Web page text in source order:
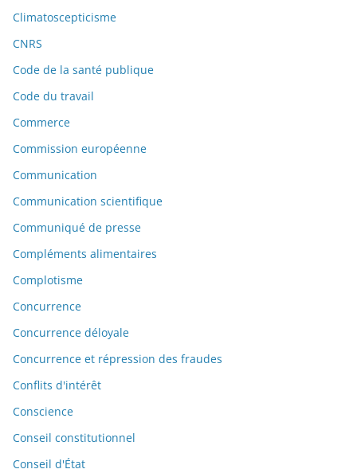
Climatoscepticisme
CNRS
Code de la santé publique
Code du travail
Commerce
Commission européenne
Communication
Communication scientifique
Communiqué de presse
Compléments alimentaires
Complotisme
Concurrence
Concurrence déloyale
Concurrence et répression des fraudes
Conflits d'intérêt
Conscience
Conseil constitutionnel
Conseil d'État